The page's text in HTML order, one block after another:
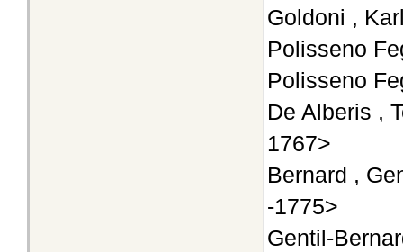
Goldoni ,
Polisseno
Polisseno
De Alberis ,
1767>
Bernard ,
-1775>
Gentil-